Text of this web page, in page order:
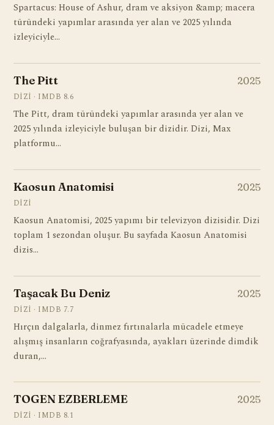
Spartacus: House of Ashur, dram ve aksiyon &amp; macera
türündeki yapımlar arasında yer alan ve 2025 yılında
izleyiciyle…
The Pitt 2025
DIZI · IMDB 8.6
The Pitt, dram türündeki yapımlar arasında yer alan ve
2025 yılında izleyiciyle buluşan bir dizidir. Dizi, Max
platformu…
Kaosun Anatomisi 2025
DIZI
Kaosun Anatomisi, 2025 yapımı bir televizyon dizisidir. Dizi
toplam 1 sezondan oluşur. Bu sayfada Kaosun Anatomisi
dizis…
Taşacak Bu Deniz 2025
DIZI · IMDB 7.7
Hırçın dalgalarla, dinmez fırtınalarla mücadele etmeye
alışmış insanların coğrafyasında, ayakları üzerinde dimdik
duran,…
TOGEN EZBERLEME 2025
DIZI · IMDB 8.1